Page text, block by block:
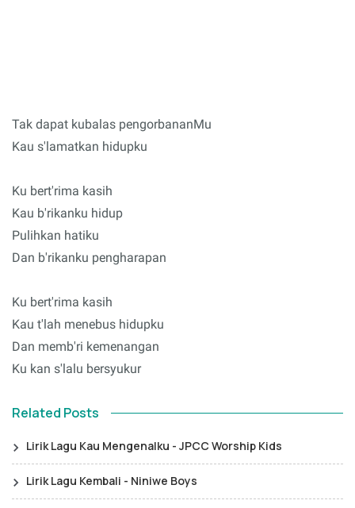
Tak dapat kubalas pengorbananMu
Kau s'lamatkan hidupku
Ku bert'rima kasih
Kau b'rikanku hidup
Pulihkan hatiku
Dan b'rikanku pengharapan
Ku bert'rima kasih
Kau t'lah menebus hidupku
Dan memb'ri kemenangan
Ku kan s'lalu bersyukur
Related Posts
Lirik Lagu Kau Mengenalku - JPCC Worship Kids
Lirik Lagu Kembali - Niniwe Boys